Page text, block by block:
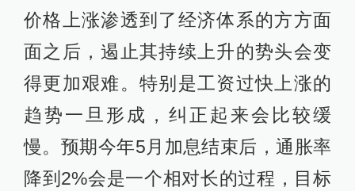
价格上涨渗透到了经济体系的方方面
面之后，遏止其持续上升的势头会变
得更加艰难。特别是工资过快上涨的
趋势一旦形成，纠正起来会比较缓
慢。预期今年5月加息结束后，通胀率
降到2%会是一个相对长的过程，目标